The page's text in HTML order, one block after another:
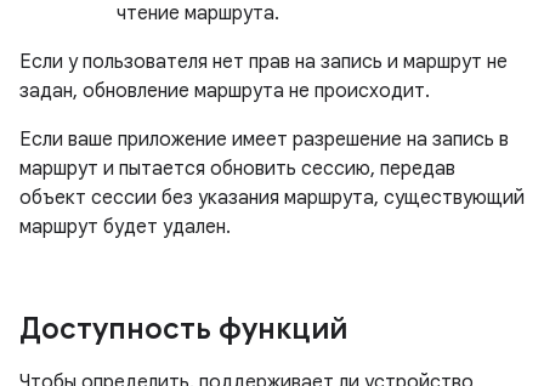
чтение маршрута.
Если у пользователя нет прав на запись и маршрут не
задан, обновление маршрута не происходит.
Если ваше приложение имеет разрешение на запись в
маршрут и пытается обновить сессию, передав
объект сессии без указания маршрута, существующий
маршрут будет удален.
Доступность функций